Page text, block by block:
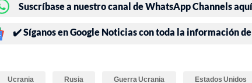
Suscríbase a nuestro canal de WhatsApp Channels
✔️ Síganos en Google Noticias con toda la información
Ucrania Rusia Guerra Ucrania Estados Unidos